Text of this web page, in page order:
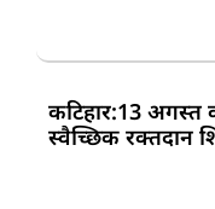
कटिहार:13 अगस्त
स्वैच्छिक रक्तदान